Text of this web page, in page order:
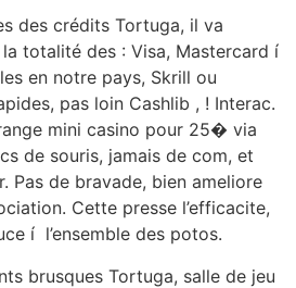
des crédits Tortuga, il va
totalité des : Visa, Mastercard í
en notre pays, Skrill ou
pas loin Cashlib , ! Interac.
mini casino pour 25� via
de souris, jamais de com, et
Pas de bravade, bien ameliore
Cette presse l’efficacite,
í l’ensemble des potos.
brusques Tortuga, salle de jeu